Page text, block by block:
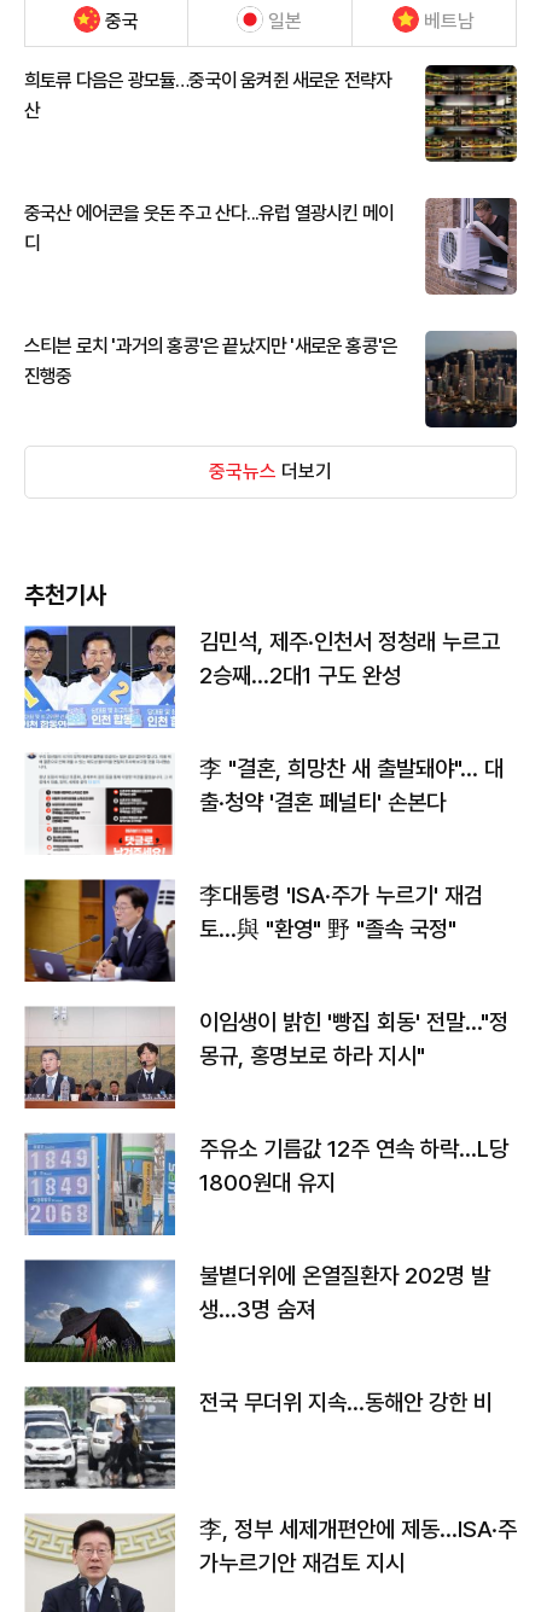
중국 일본 베트남
희토류 다음은 광모듈…중국이 움켜쥔 새로운 전략자
산
중국산 에어콘을 웃돈 주고 산다...유럽 열광시킨 메이
디
스티븐 로치 '과거의 홍콩'은 끝났지만 '새로운 홍콩'은
진행중
중국뉴스 더보기
추천기사
김민석, 제주·인천서 정청래 누르고
2승째…2대1 구도 완성
李 "결혼, 희망찬 새 출발돼야"… 대
출·청약 '결혼 페널티' 손본다
李대통령 'ISA·주가 누르기' 재검
토…與 "환영" 野 "졸속 국정"
이임생이 밝힌 '빵집 회동' 전말…"정
몽규, 홍명보로 하라 지시"
주유소 기름값 12주 연속 하락…L당
1800원대 유지
불볕더위에 온열질환자 202명 발
생…3명 숨져
전국 무더위 지속…동해안 강한 비
李, 정부 세제개편안에 제동…ISA·주
가누르기안 재검토 지시